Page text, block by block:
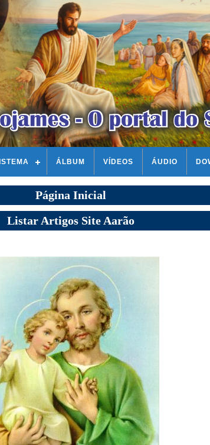
ÁLBUM VÍDEOS ÁUDIO
Página Inicial
Listar Artigos Site Aarão